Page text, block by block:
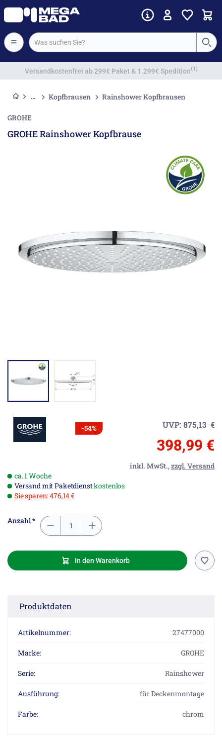
Vorkassenrabatt
Kopfbrausen Rainshower Kopfbrausen
GROHE
GROHE Rainshower Kopfbrause
-54% UVP: 875,13€
398,99 €
inkl. MwSt.,zzgl. Versand
ca. 1 Woche
Versand mit Paketdienstkostenlos
Sie sparen: 476,14 €
Anzahl *
In den Warenkorb
Produktdaten
Artikelnummer: 27477000
Marke: GROHE
Serie: Rainshower
Ausführung: für Deckenmontage
Farbe: chrom